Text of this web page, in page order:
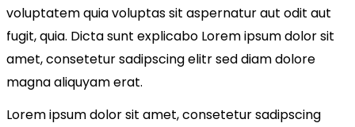
voluptatem quia voluptas sit aspernatur aut odit aut
fugit, quia. Dicta sunt explicabo Lorem ipsum dolor sit
amet, consetetur sadipscing elitr sed diam dolore
magna aliquyam erat.
Lorem ipsum dolor sit amet, consetetur sadipscing